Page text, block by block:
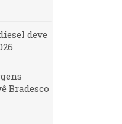
deve
Bradesco